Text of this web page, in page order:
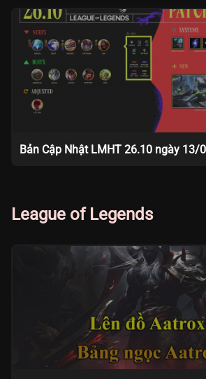
Bản Cập Nhật LMHT 26.10 ngày 13/
League of Legends